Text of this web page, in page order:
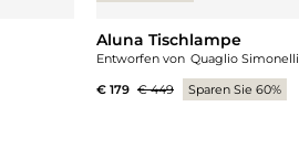
Aluna Tischlampe
Entworfen von Quaglio Simonelli
€ 179 € 449 Sparen Sie 60%